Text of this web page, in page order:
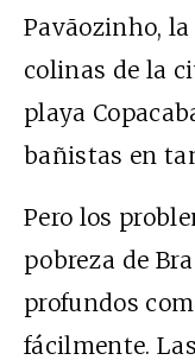
Pavãozinho,
colinas de la
playa
bañistas en
Pero los
pobreza de
profundos
fácilmente.